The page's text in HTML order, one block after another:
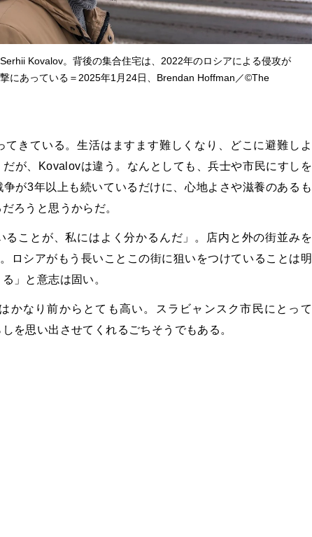
Kovalov。背後の集合住宅は、2022年のロシアによる侵攻が
にあっている＝2025年1月24日、Brendan Hoffman／©The
てきている。生活はますます難しくなり、どこに避難しよ
が、Kovalovは違う。なんとしても、兵士や市民にすしを
が3年以上も続いているだけに、心地よさや滋養のあるも
ろうと思うからだ。
ることが、私にはよく分かるんだ」。店内と外の街並みを
ロシアがもう長いことこの街に狙いをつけていることは明
」と意志は固い。
かなり前からとても高い。スラビャンスク市民にとって
を思い出させてくれるごちそうでもある。